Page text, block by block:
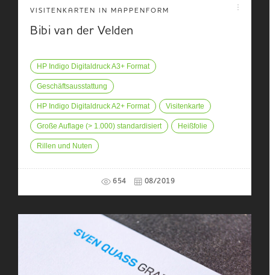
VISITENKARTEN IN MAPPENFORM
Bibi van der Velden
HP Indigo Digitaldruck A3+ Format
Geschäftsausstattung
HP Indigo Digitaldruck A2+ Format Visitenkarte
Große Auflage (> 1.000) standardisiert Heißfolie
Rillen und Nuten
654 08/2019